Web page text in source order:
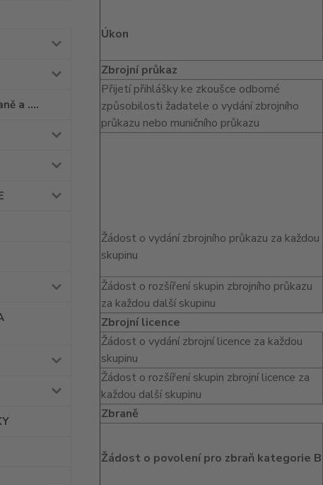
a ....
Úkon
Zbrojní průkaz
Přijetí přihlášky ke zkoušce odborné
způsobilosti žadatele o vydání zbrojního
průkazu nebo muničního průkazu
Žádost o vydání zbrojního průkazu za každou
skupinu
Žádost o rozšíření skupin zbrojního průkazu
za každou další skupinu
Zbrojní licence
Žádost o vydání zbrojní licence za každou
skupinu
Žádost o rozšíření skupin zbrojní licence za
každou další skupinu
Zbraně
Žádost o povolení pro zbraň kategorie B